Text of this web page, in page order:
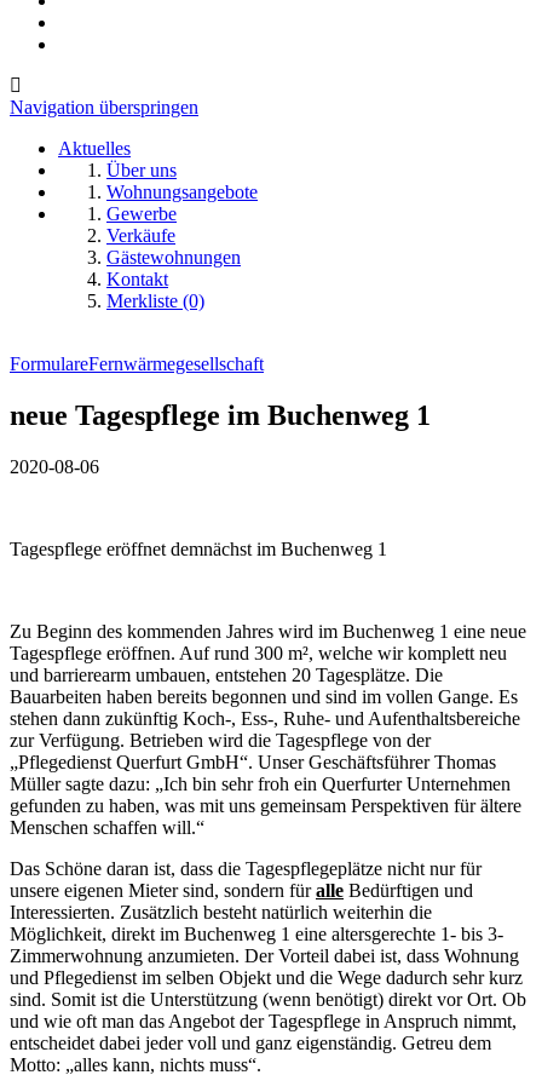
Navigation überspringen
Aktuelles
Über uns
Wohnungsangebote
Gewerbe
Verkäufe
Gästewohnungen
Kontakt
Merkliste (0)
FormulareFernwärmegesellschaft
neue Tagespflege im Buchenweg 1
2020-08-06
Tagespflege eröffnet demnächst im Buchenweg 1
Zu Beginn des kommenden Jahres wird im Buchenweg 1 eine neue
Tagespflege eröffnen. Auf rund 300 m², welche wir komplett neu
und barrierearm umbauen, entstehen 20 Tagesplätze. Die
Bauarbeiten haben bereits begonnen und sind im vollen Gange. Es
stehen dann zukünftig Koch-, Ess-, Ruhe- und Aufenthaltsbereiche
zur Verfügung. Betrieben wird die Tagespflege von der
„Pflegedienst Querfurt GmbH“. Unser Geschäftsführer Thomas
Müller sagte dazu: „Ich bin sehr froh ein Querfurter Unternehmen
gefunden zu haben, was mit uns gemeinsam Perspektiven für ältere
Menschen schaffen will.“
Das Schöne daran ist, dass die Tagespflegeplätze nicht nur für
unsere eigenen Mieter sind, sondern füralle Bedürftigen und
Interessierten. Zusätzlich besteht natürlich weiterhin die
Möglichkeit, direkt im Buchenweg 1 eine altersgerechte 1- bis 3-
Zimmerwohnung anzumieten. Der Vorteil dabei ist, dass Wohnung
und Pflegedienst im selben Objekt und die Wege dadurch sehr kurz
sind. Somit ist die Unterstützung (wenn benötigt) direkt vor Ort. Ob
und wie oft man das Angebot der Tagespflege in Anspruch nimmt,
entscheidet dabei jeder voll und ganz eigenständig. Getreu dem
Motto: „alles kann, nichts muss“.